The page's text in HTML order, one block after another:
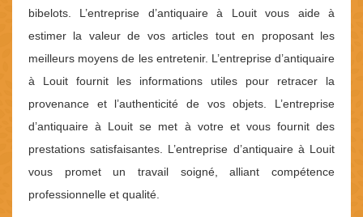
bibelots. L’entreprise d’antiquaire à Louit vous aide à
estimer la valeur de vos articles tout en proposant les
meilleurs moyens de les entretenir. L’entreprise d’antiquaire
à Louit fournit les informations utiles pour retracer la
provenance et l’authenticité de vos objets. L’entreprise
d’antiquaire à Louit se met à votre et vous fournit des
prestations satisfaisantes. L’entreprise d’antiquaire à Louit
vous promet un travail soigné, alliant compétence
professionnelle et qualité.